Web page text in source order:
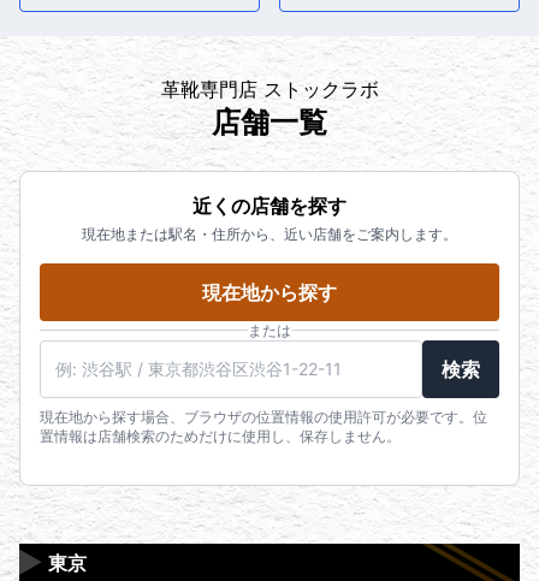
革靴専門店 ストックラボ
店舗一覧
近くの店舗を探す
現在地または駅名・住所から、近い店舗をご案内します。
現在地から探す
または
検索
現在地から探す場合、ブラウザの位置情報の使用許可が必要です。位
置情報は店舗検索のためだけに使用し、保存しません。
東京
▶